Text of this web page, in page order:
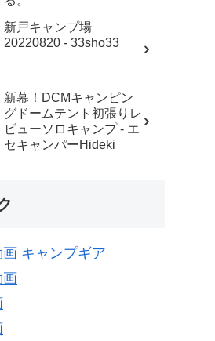
新戸キャンプ場
20220820 - 33sho33
新幕！DCMキャンピン
グドームテント初張りレ
ビューソロキャンプ - エ
セキャンパーHideki
キャンプギア
画